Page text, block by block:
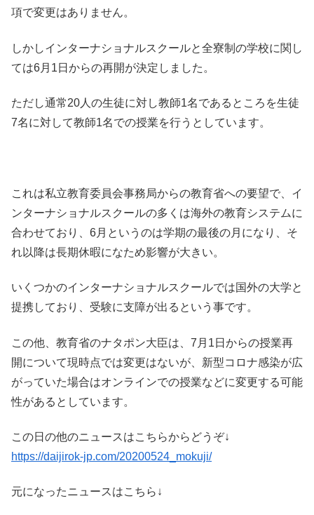
項で変更はありません。
しかしインターナショナルスクールと全寮制の学校に関し
ては6月1日からの再開が決定しました。
ただし通常20人の生徒に対し教師1名であるところを生徒
7名に対して教師1名での授業を行うとしています。
これは私立教育委員会事務局からの教育省への要望で、イ
ンターナショナルスクールの多くは海外の教育システムに
合わせており、6月というのは学期の最後の月になり、そ
れ以降は長期休暇になため影響が大きい。
いくつかのインターナショナルスクールでは国外の大学と
提携しており、受験に支障が出るという事です。
この他、教育省のナタポン大臣は、7月1日からの授業再
開について現時点では変更はないが、新型コロナ感染が広
がっていた場合はオンラインでの授業などに変更する可能
性があるとしています。
この日の他のニュースはこちらからどうぞ↓
https://daijirok-jp.com/20200524_mokuji/
元になったニュースはこちら↓